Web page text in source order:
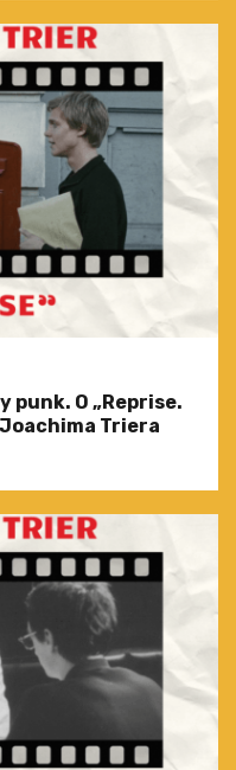
punk. O „Reprise.
Triera